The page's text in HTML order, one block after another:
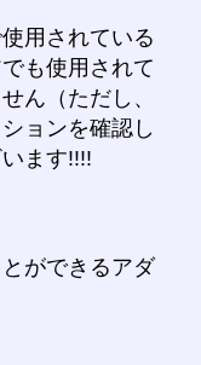
用されている
も使用されて
ん（ただし、
ョンを確認し
ます!!!!
ができるアダ